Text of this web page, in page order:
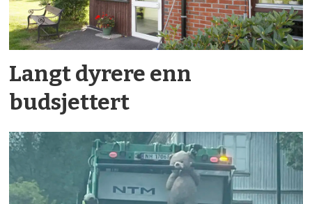
Langt dyrere enn
budsjettert